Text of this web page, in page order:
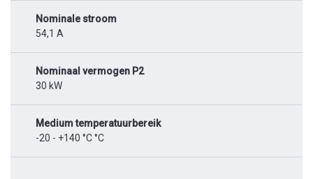
Nominale stroom
54,1 A
Nominaal vermogen P2
30 kW
Medium temperatuurbereik
-20 - +140 °C °C